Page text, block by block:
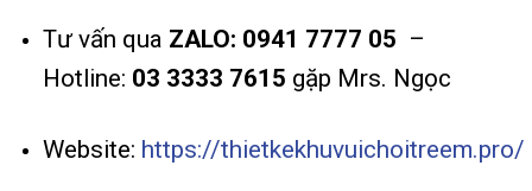
Tư vấn qua ZALO: 0941 7777 05 –
Hotline: 03 3333 7615 gặp Mrs. Ngọc
Website: https://thietkekhuvuichoitreem.pro/